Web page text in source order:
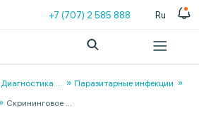
+7 (707) 2 585 888 Ru
Диагностика ...
Паразитарные инфекции
Скрининговое ...